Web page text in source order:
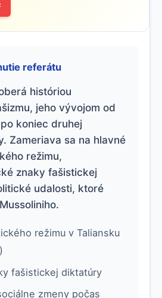
referátu
históriou
jeho vývojom od
koniec druhej
Zameriava sa na hlavné
režimu,
znaky fašistickej
udalosti, ktoré
režimu v Taliansku
fašistickej diktatúry
zmeny počas